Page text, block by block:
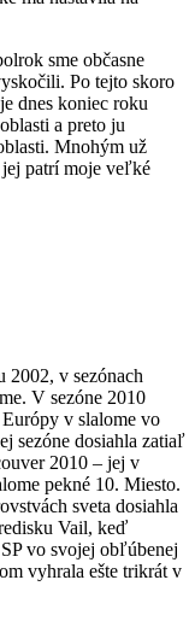
sme občasne
Po tejto skoro
dnes koniec roku
a preto ju
Mnohým už
jej patrí moje veľké
2002, v sezónach
V sezóne 2010
v slalome vo
sezóne dosiahla zatiaľ
2010 – jej v
pekné 10. Miesto.
sveta dosiahla
Vail, keď
vo svojej obľúbenej
vyhrala ešte trikrát v